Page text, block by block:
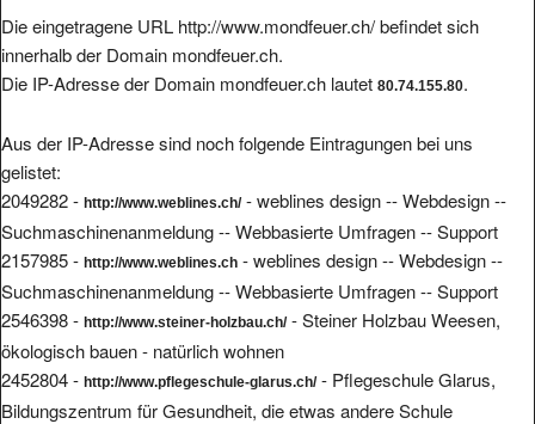
Die eingetragene URL http://www.mondfeuer.ch/ befindet sich
innerhalb der Domain mondfeuer.ch.
Die IP-Adresse der Domain mondfeuer.ch lautet 80.74.155.80.
Aus der IP-Adresse sind noch folgende Eintragungen bei uns
gelistet:
2049282 - http://www.weblines.ch/- weblines design -- Webdesign --
Suchmaschinenanmeldung -- Webbasierte Umfragen -- Support
2157985 - http://www.weblines.ch - weblines design -- Webdesign --
Suchmaschinenanmeldung -- Webbasierte Umfragen -- Support
2546398 - http://www.steiner-holzbau.ch/- Steiner Holzbau Weesen,
ökologisch bauen - natürlich wohnen
2452804 - http://www.pflegeschule-glarus.ch/- Pflegeschule Glarus,
Bildungszentrum für Gesundheit, die etwas andere Schule